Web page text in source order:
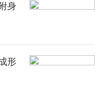
食物。
时候在洗掉第2天早
身
形